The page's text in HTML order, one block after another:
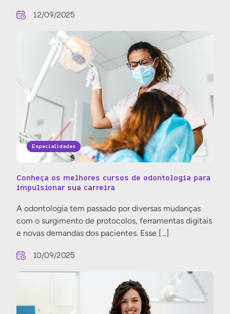
12/09/2025
Especialidades
Conheça os melhores cursos de odontologia para
impulsionar sua carreira
A odontologia tem passado por diversas mudanças
com o surgimento de protocolos, ferramentas digitais
e novas demandas dos pacientes. Esse […]
10/09/2025